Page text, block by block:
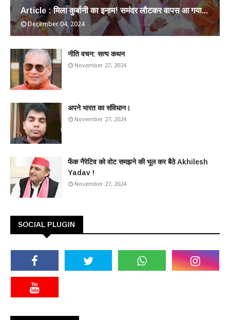
Article : मिला कुर्बानी का इनाम! समंदर लौटकर वापस आ गया...
December 04, 2024
​नीति वचन: सत्य कथन
November 27, 2024
अपने भारत का संविधान।
November 27, 2024
फेंक नैरेटिव को वोट समझने की भूल कर बैठे Akhilesh
Yadav !
November 27, 2024
SOCIAL PLUGIN